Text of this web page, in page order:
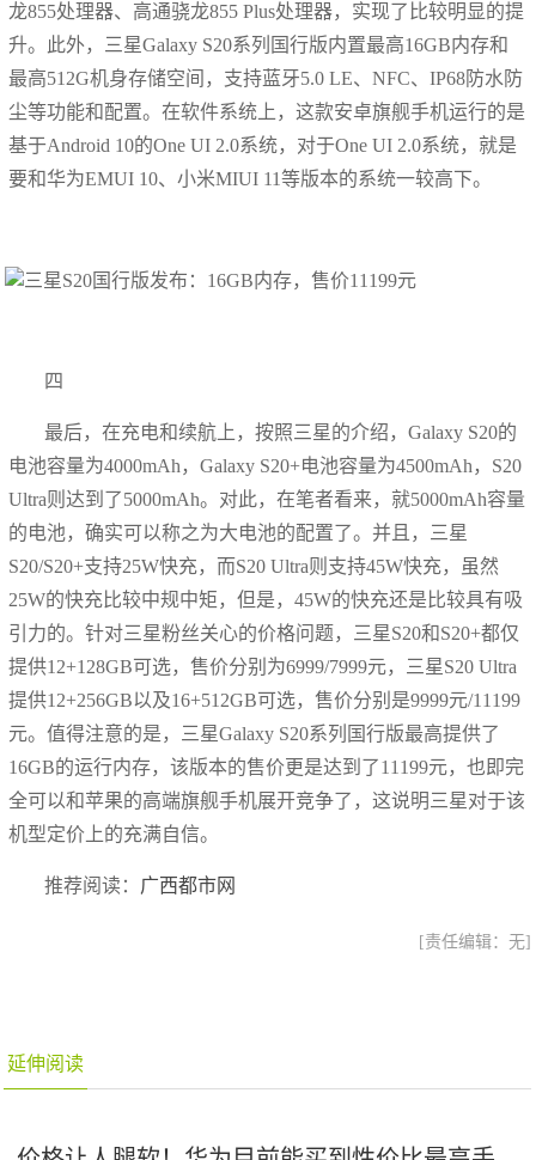
龙855处理器、高通骁龙855 Plus处理器，实现了比较明显的提
升。此外，三星Galaxy S20系列国行版内置最高16GB内存和
最高512G机身存储空间，支持蓝牙5.0 LE、NFC、IP68防水防
尘等功能和配置。在软件系统上，这款安卓旗舰手机运行的是
基于Android 10的One UI 2.0系统，对于One UI 2.0系统，就是
要和华为EMUI 10、小米MIUI 11等版本的系统一较高下。
四
最后，在充电和续航上，按照三星的介绍，Galaxy S20的
电池容量为4000mAh，Galaxy S20+电池容量为4500mAh，S20
Ultra则达到了5000mAh。对此，在笔者看来，就5000mAh容量
的电池，确实可以称之为大电池的配置了。并且，三星
S20/S20+支持25W快充，而S20 Ultra则支持45W快充，虽然
25W的快充比较中规中矩，但是，45W的快充还是比较具有吸
引力的。针对三星粉丝关心的价格问题，三星S20和S20+都仅
提供12+128GB可选，售价分别为6999/7999元，三星S20 Ultra
提供12+256GB以及16+512GB可选，售价分别是9999元/11199
元。值得注意的是，三星Galaxy S20系列国行版最高提供了
16GB的运行内存，该版本的售价更是达到了11199元，也即完
全可以和苹果的高端旗舰手机展开竞争了，这说明三星对于该
机型定价上的充满自信。
推荐阅读： 广西都市网
[责任编辑：无]
延伸阅读